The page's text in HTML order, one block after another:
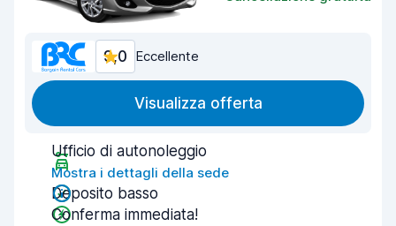
9,0 Eccellente
Visualizza offerta
Ufficio di autonoleggio
Mostra i dettagli della sede
Deposito basso
Conferma immediata!